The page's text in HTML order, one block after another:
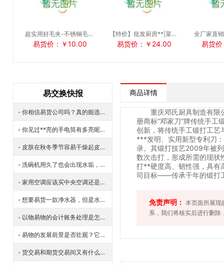
超实用好毛夹-不锈钢毛夹-质量厨房小工具
易货价：￥10.00
【特价】批发厨房**|菜刀|不锈钢JB-033多功能半夹把
易货价：￥24.00 易货
商品详情
重庆邓氏厨具制造有限
册商标“邓家刀”牌传统手
创新，将传统手工锻打工
***发明、实用新型专利刀
录。其锻打技艺2009年被
数次击打，形成所需的现
打**硬度高、韧性强，具有
司目标——传承千年的锻打
免责声明： 本页面所展现
系，我们将核实后进行删
易交换快报
你相信易货公司吗？真的能选到自己想要的物品吗？
你见过**亮的手电筒有多亮呢？**远能照射多少米呢？
皮肤在秋冬季节容易干燥起皮使用加湿器有用吗？
洗碗机用久了也会出现水垢，日常如何维护洗碗机？
家用空调应该买中央空调还是普通空调？如何正确选购中央空调？
想要易货一款净水器，但是水压低达不到净水器的水压标准怎么办？如何解决净水器水压低的问题？
以物易物的会计账务处理是怎样的？
易物的发展前景是否壮观？它的商业优势体现在哪？
货交易和期货交易间又有什么区别？